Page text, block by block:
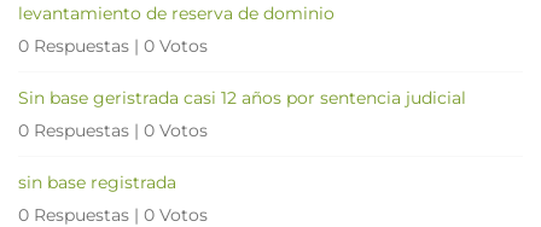
levantamiento de reserva de dominio
0 Respuestas | 0 Votos
Sin base geristrada casi 12 años por sentencia judicial
0 Respuestas | 0 Votos
sin base registrada
0 Respuestas | 0 Votos